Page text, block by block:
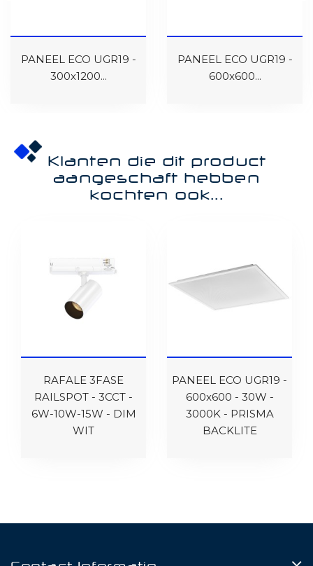
PANEEL ECO UGR19 -
300x1200...
PANEEL ECO UGR19 -
600x600...
Klanten die dit product
aangeschaft hebben
kochten ook...
RAFALE 3FASE
RAILSPOT - 3CCT -
6W-10W-15W - DIM
WIT
PANEEL ECO UGR19 -
600x600 - 30W -
3000K - PRISMA
BACKLITE